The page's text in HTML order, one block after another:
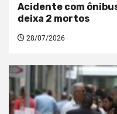
Acidente com
deixa 2 mortos
28/07/2026